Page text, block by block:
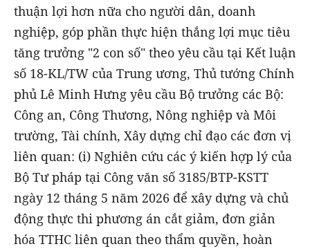
thuận lợi hơn nữa cho người dân, doanh
nghiệp, góp phần thực hiện thắng lợi mục tiêu
tăng trưởng "2 con số" theo yêu cầu tại Kết luận
số 18-KL/TW của Trung ương, Thủ tướng Chính
phủ Lê Minh Hưng yêu cầu Bộ trưởng các Bộ:
Công an, Công Thương, Nông nghiệp và Môi
trường, Tài chính, Xây dựng chỉ đạo các đơn vị
liên quan: (i) Nghiên cứu các ý kiến hợp lý của
Bộ Tư pháp tại Công văn số 3185/BTP-KSTT
ngày 12 tháng 5 năm 2026 để xây dựng và chủ
động thực thi phương án cắt giảm, đơn giản
hóa TTHC liên quan theo thẩm quyền, hoàn